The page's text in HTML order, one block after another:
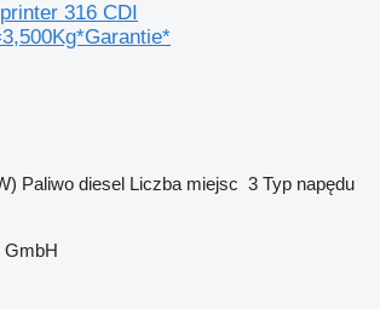
316 CDI
Paliwo diesel Liczba miejsc 3 Typ napędu
GmbH